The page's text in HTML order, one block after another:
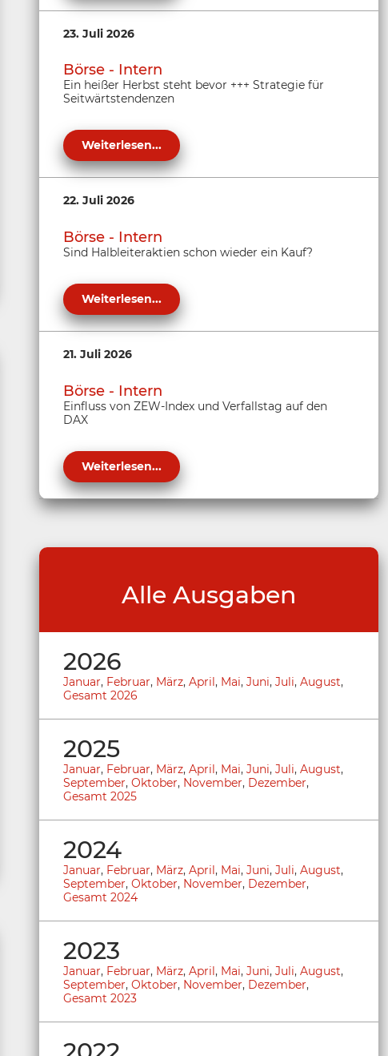
23. Juli 2026
Börse - Intern
Ein heißer Herbst steht bevor +++ Strategie für
Seitwärtstendenzen
Weiterlesen...
22. Juli 2026
Börse - Intern
Sind Halbleiteraktien schon wieder ein Kauf?
Weiterlesen...
21. Juli 2026
Börse - Intern
Einfluss von ZEW-Index und Verfallstag auf den
DAX
Weiterlesen...
Alle Ausgaben
2026
Januar, Februar, März, April, Mai, Juni, Juli, August,
Gesamt 2026
2025
Januar, Februar, März, April, Mai, Juni, Juli, August,
September, Oktober, November, Dezember,
Gesamt 2025
2024
Januar, Februar, März, April, Mai, Juni, Juli, August,
September, Oktober, November, Dezember,
Gesamt 2024
2023
Januar, Februar, März, April, Mai, Juni, Juli, August,
September, Oktober, November, Dezember,
Gesamt 2023